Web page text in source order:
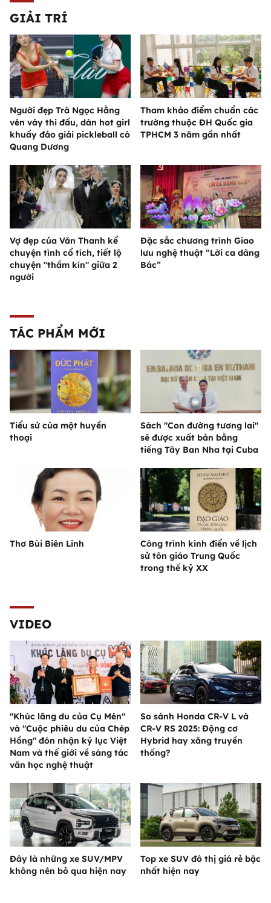
GIẢI TRÍ
Người đẹp Trà Ngọc Hằng
vén váy thi đấu, dàn hot girl
khuấy đảo giải pickleball có
Quang Dương
Tham khảo điểm chuẩn các
trường thuộc ĐH Quốc gia
TPHCM 3 năm gần nhất
Vợ đẹp của Văn Thanh kể
chuyện tình cổ tích, tiết lộ
chuyện "thầm kín" giữa 2
người
Đặc sắc chương trình Giao
lưu nghệ thuật “Lời ca dâng
Bác”
TÁC PHẨM MỚI
Tiểu sử của một huyền
thoại
Sách "Con đường tương lai"
sẽ được xuất bản bằng
tiếng Tây Ban Nha tại Cuba
Thơ Bùi Biên Linh
Công trình kinh điển về lịch
sử tôn giáo Trung Quốc
trong thế kỷ XX
VIDEO
"Khúc lãng du của Cụ Mén"
và "Cuộc phiêu du của Chép
Hồng" đón nhận kỷ lục Việt
Nam và thế giới về sáng tác
văn học nghệ thuật
So sánh Honda CR-V L và
CR-V RS 2025: Động cơ
Hybrid hay xăng truyền
thống?
Đây là những xe SUV/MPV
không nên bỏ qua hiện nay
Top xe SUV đô thị giá rẻ bậc
nhất hiện nay